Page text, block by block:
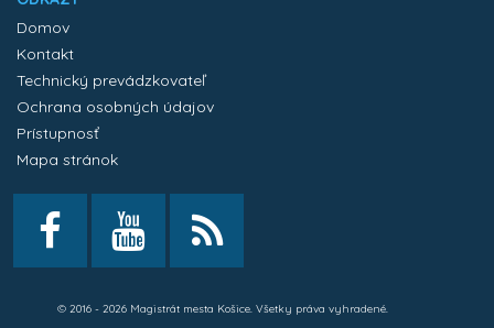
Domov
Kontakt
Technický prevádzkovateľ
Ochrana osobných údajov
Prístupnosť
Mapa stránok
© 2016 - 2026 Magistrát mesta Košice. Všetky práva vyhradené.